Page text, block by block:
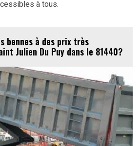
à tous.
bennes à des prix très
Julien Du Puy dans le 81440?